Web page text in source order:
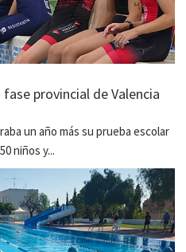
provincial de Valencia
un año más su prueba escolar
niños y...